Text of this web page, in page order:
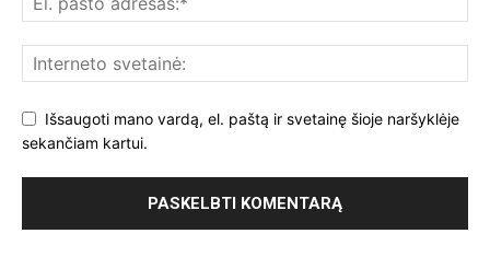
Išsaugoti mano vardą, el. paštą ir svetainę šioje naršyklėje
sekančiam kartui.